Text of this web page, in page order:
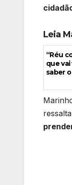
Leia
“Réu
que
saber